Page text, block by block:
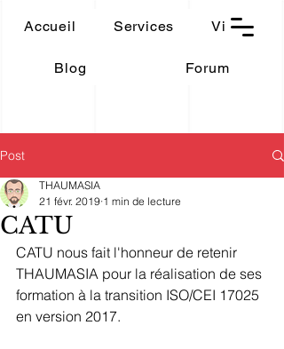
THAUMASIA
Accueil Services Vidéos
Blog Forum
Post
CATU
THAUMASIA
21 févr. 2019 1 min de lecture
CATU nous fait l'honneur de retenir
THAUMASIA pour la réalisation de ses
formation à la transition ISO/CEI 17025
en version 2017.